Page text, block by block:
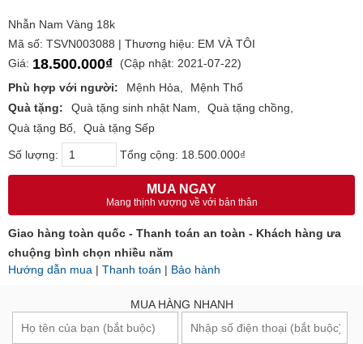
Nhẫn Nam Vàng 18k
Mã số: TSVN003088 | Thương hiệu: EM VÀ TÔI
Giá: 18.500.000₫
(Cập nhật: 2021-07-22)
Phù hợp với người:
Mệnh Hỏa
Mệnh Thổ
Quà tặng:
Quà tặng sinh nhật Nam
Quà tặng chồng
Quà tặng Bố
Quà tặng Sếp
Số lượng: Tổng cộng: 18.500.000₫
MUA NGAY
Mang thịnh vượng về với bản thân
Giao hàng toàn quốc - Thanh toán an toàn - Khách hàng ưa
chuộng bình chọn nhiều năm
Hướng dẫn mua | Thanh toán | Bảo hành
MUA HÀNG NHANH